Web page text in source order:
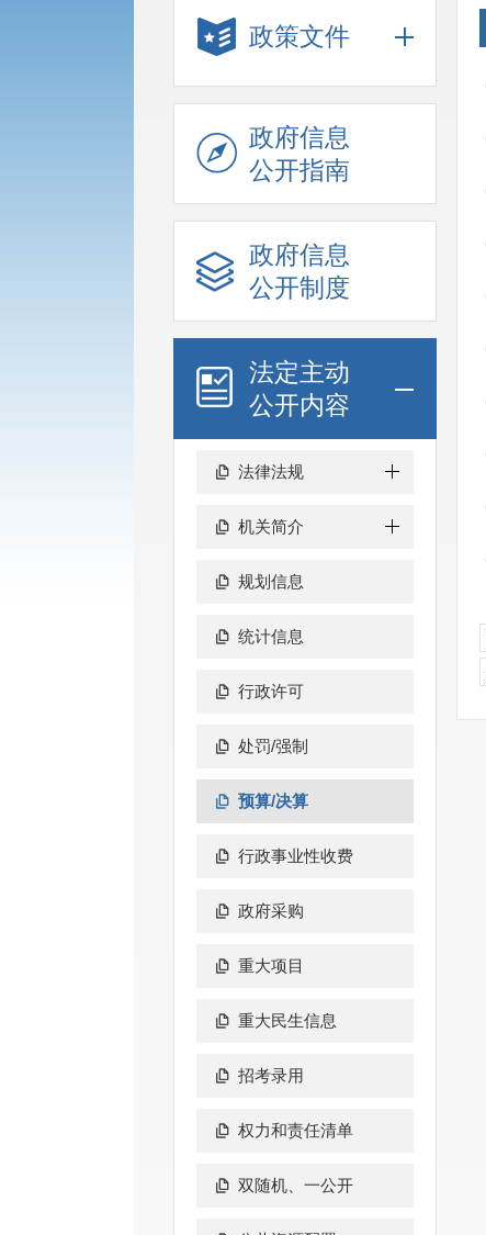
政策文件
政府信息
公开指南
政府信息
公开制度
法定主动
公开内容
法律法规
机关简介
规划信息
统计信息
行政许可
处罚/强制
预算/决算
行政事业性收费
政府采购
重大项目
重大民生信息
招考录用
权力和责任清单
双随机、一公开